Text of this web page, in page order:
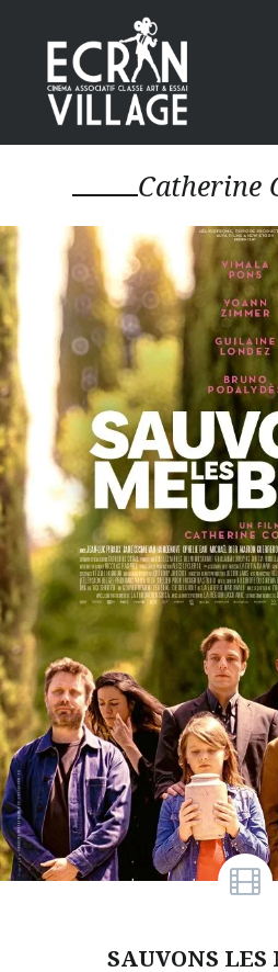
contenu
principal
ÉCRAN VILLAGE
Catherine
SAUVONS LES